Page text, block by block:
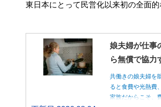
東日本にとって民営化以来初の全面
娘夫婦が仕事
ら無償で協力
共働きの娘夫婦を
ると食費や光熱費
家族だからこそ、